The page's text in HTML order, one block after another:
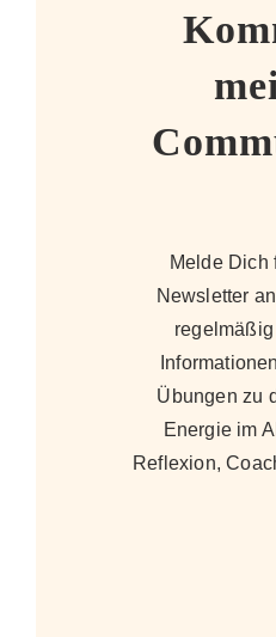
Melde Dich
Newsletter
Übungen zu
Energie im
Reflexion,